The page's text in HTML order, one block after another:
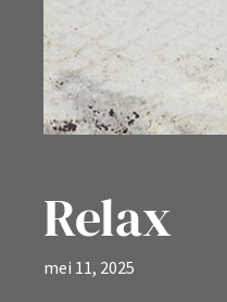
Relax
mei 11, 2025